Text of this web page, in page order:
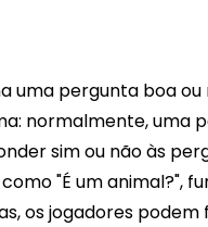
uma pergunta boa
normalmente, uma
sim ou não às
"É um animal?",
os jogadores